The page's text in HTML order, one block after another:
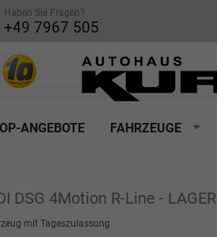
Haben Sie Fragen?
+49 7967 505
ANGEBOTE FAHRZEUGE
DSG 4Motion R-Line - LAGER
mit Tageszulassung